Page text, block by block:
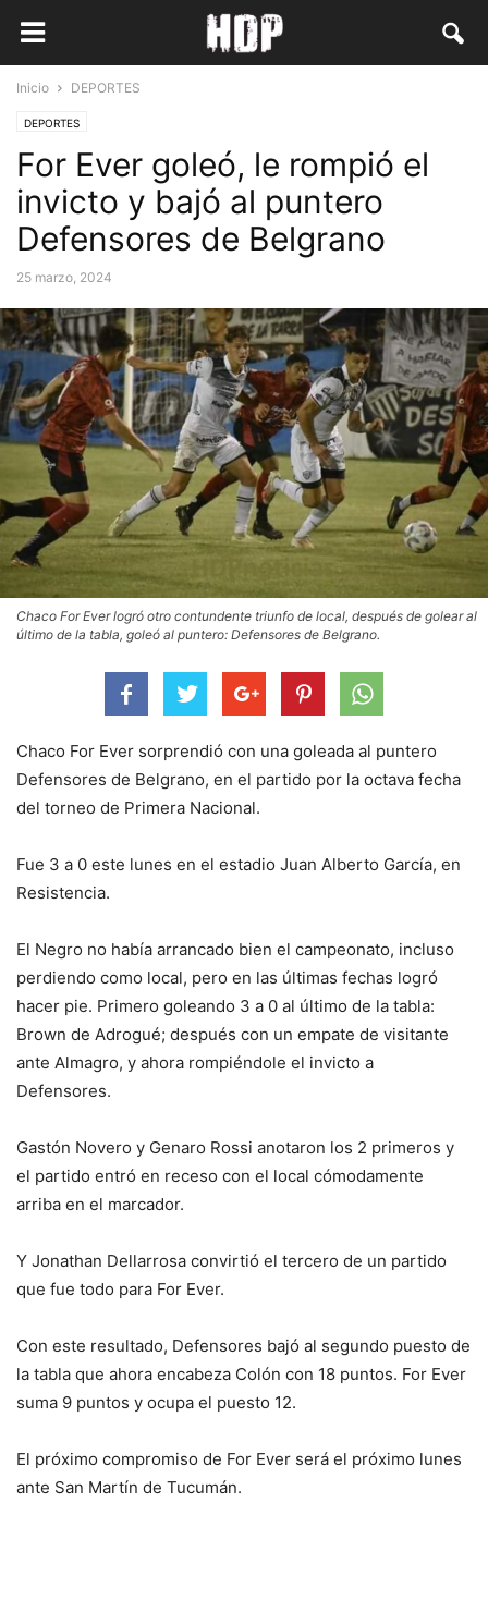
Inicio DEPORTES
DEPORTES
For Ever goleó, le rompió el
invicto y bajó al puntero
Defensores de Belgrano
25 marzo, 2024
Chaco For Ever logró otro contundente triunfo de local, después de golear al
último de la tabla, goleó al puntero: Defensores de Belgrano.
Chaco For Ever sorprendió con una goleada al puntero
Defensores de Belgrano, en el partido por la octava fecha
del torneo de Primera Nacional.
Fue 3 a 0 este lunes en el estadio Juan Alberto García, en
Resistencia.
El Negro no había arrancado bien el campeonato, incluso
perdiendo como local, pero en las últimas fechas logró
hacer pie. Primero goleando 3 a 0 al último de la tabla:
Brown de Adrogué; después con un empate de visitante
ante Almagro, y ahora rompiéndole el invicto a
Defensores.
Gastón Novero y Genaro Rossi anotaron los 2 primeros y
el partido entró en receso con el local cómodamente
arriba en el marcador.
Y Jonathan Dellarrosa convirtió el tercero de un partido
que fue todo para For Ever.
Con este resultado, Defensores bajó al segundo puesto de
la tabla que ahora encabeza Colón con 18 puntos. For Ever
suma 9 puntos y ocupa el puesto 12.
El próximo compromiso de For Ever será el próximo lunes
ante San Martín de Tucumán.